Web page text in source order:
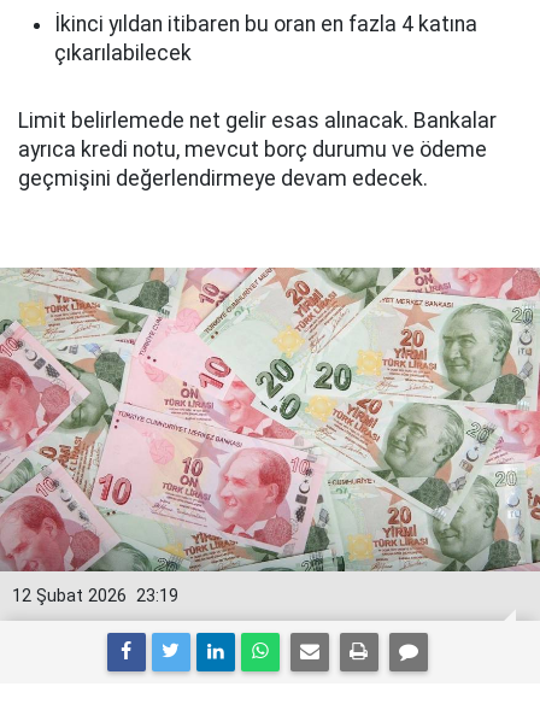
İkinci yıldan itibaren bu oran en fazla 4 katına
çıkarılabilecek
Limit belirlemede net gelir esas alınacak. Bankalar
ayrıca kredi notu, mevcut borç durumu ve ödeme
geçmişini değerlendirmeye devam edecek.
23:19
12 Şubat 2026